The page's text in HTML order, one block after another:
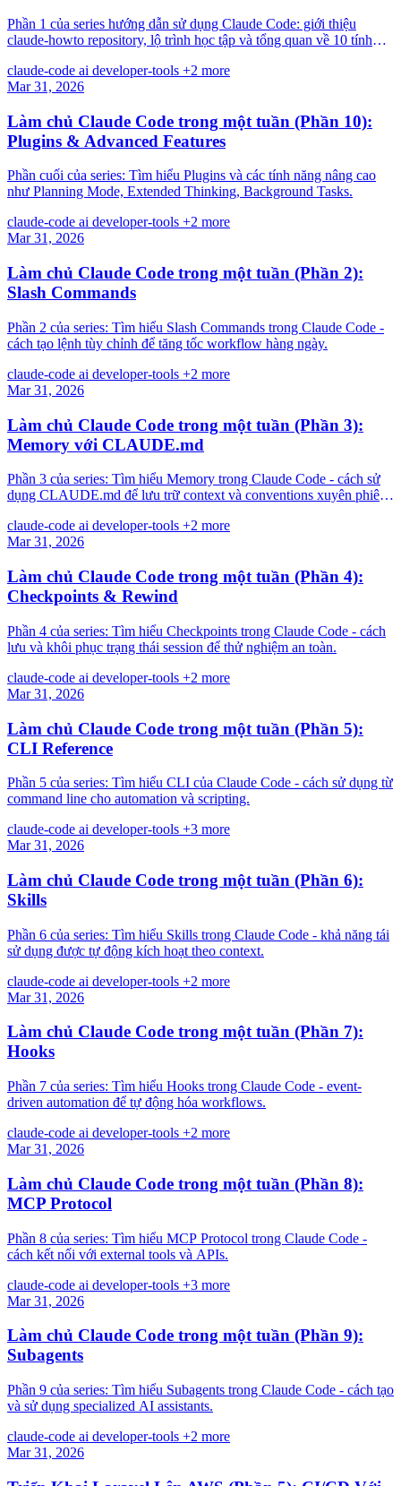
Phần 1 của series hướng dẫn sử dụng Claude Code: giới thiệu
claude-howto repository, lộ trình học tập và tổng quan về 10 tính
claude-code ai developer-tools +2 more
Mar 31, 2026
Làm chủ Claude Code trong một tuần (Phần 10):
Plugins & Advanced Features
Phần cuối của series: Tìm hiểu Plugins và các tính năng nâng cao
như Planning Mode, Extended Thinking, Background Tasks.
claude-code ai developer-tools +2 more
Mar 31, 2026
Làm chủ Claude Code trong một tuần (Phần 2):
Slash Commands
Phần 2 của series: Tìm hiểu Slash Commands trong Claude Code -
cách tạo lệnh tùy chỉnh để tăng tốc workflow hàng ngày.
claude-code ai developer-tools +2 more
Mar 31, 2026
Làm chủ Claude Code trong một tuần (Phần 3):
Memory với CLAUDE.md
Phần 3 của series: Tìm hiểu Memory trong Claude Code - cách sử
dụng CLAUDE.md để lưu trữ context và conventions xuyên phiên
claude-code ai developer-tools +2 more
Mar 31, 2026
Làm chủ Claude Code trong một tuần (Phần 4):
Checkpoints & Rewind
Phần 4 của series: Tìm hiểu Checkpoints trong Claude Code - cách
lưu và khôi phục trạng thái session để thử nghiệm an toàn.
claude-code ai developer-tools +2 more
Mar 31, 2026
Làm chủ Claude Code trong một tuần (Phần 5):
CLI Reference
Phần 5 của series: Tìm hiểu CLI của Claude Code - cách sử dụng từ
command line cho automation và scripting.
claude-code ai developer-tools +3 more
Mar 31, 2026
Làm chủ Claude Code trong một tuần (Phần 6):
Skills
Phần 6 của series: Tìm hiểu Skills trong Claude Code - khả năng tái
sử dụng được tự động kích hoạt theo context.
claude-code ai developer-tools +2 more
Mar 31, 2026
Làm chủ Claude Code trong một tuần (Phần 7):
Hooks
Phần 7 của series: Tìm hiểu Hooks trong Claude Code - event-
driven automation để tự động hóa workflows.
claude-code ai developer-tools +2 more
Mar 31, 2026
Làm chủ Claude Code trong một tuần (Phần 8):
MCP Protocol
Phần 8 của series: Tìm hiểu MCP Protocol trong Claude Code -
cách kết nối với external tools và APIs.
claude-code ai developer-tools +3 more
Mar 31, 2026
Làm chủ Claude Code trong một tuần (Phần 9):
Subagents
Phần 9 của series: Tìm hiểu Subagents trong Claude Code - cách tạo
và sử dụng specialized AI assistants.
claude-code ai developer-tools +2 more
Mar 31, 2026